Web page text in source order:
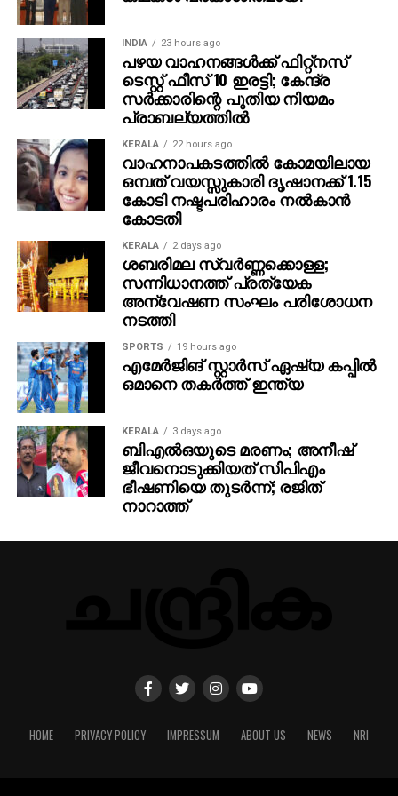
കഥാപാത്രം സ്‌ക്രീനിൽ അവസാനം എത്തിയപ്പോൾ
വേദിയിലും മഹേഷ് ബാബു കാളയുടെ പുറത്തു എൻട്രി
ചെയ്തപ്പോൾ അറുപത്തിനായിരത്തിൽപ്പരം കാഴ്ചക്കാർ
നിറഞ്ഞ ഇവന്റിലെ സദസ്സ് ഹർഷാരവം കൊണ്ട്
വേദിയെ ധന്യമാക്കി. ഐമാക്‌സിലാണ് ചിത്രം
ഒരുങ്ങുന്നത് എന്നതിനാല്‍ തന്നെ തിയേറ്ററുകളില്‍
ഗംഭീരമായ കാഴ്ചാനുഭൂതി
സമ്മാനിക്കുമെന്നുറപ്പാണ്.ബാഹുബലിയും ആർ ആർ
ആറും ഒരുക്കിയ രാജമൗലിയുടെ ബ്രഹ്മാണ്ഡ ചിത്രം
വാരണാസി 2027ൽ തിയേറ്ററുകളിലേക്കെത്തും. പി ആർ
ഓ ആൻഡ് മാർക്കറ്റിംഗ് സ്ട്രാറ്റജിസ്റ്റ് : പ്രതീഷ് ശേഖർ.
INDIA 23 hours ago
പഴയ വാഹനങ്ങള്‍ക്ക് ഫിറ്റ്‌നസ്
ടെസ്റ്റ് ഫീസ് 10 ഇരട്ടി; കേന്ദ്ര
സര്‍ക്കാരിന്റെ പുതിയ നിയമം
പ്രാബല്യത്തില്‍
KERALA 22 hours ago
വാഹനാപകടത്തില്‍ കോമയിലായ
ഒമ്പത് വയസ്സുകാരി ദൃഷാനക്ക് 1.15
കോടി നഷ്ടപരിഹാരം നല്‍കാന്‍
കോടതി
KERALA 2 days ago
ശബരിമല സ്വര്‍ണ്ണക്കൊള്ള;
സന്നിധാനത്ത് പ്രത്യേക
അന്വേഷണ സംഘം പരിശോധന
നടത്തി
SPORTS 19 hours ago
എമേര്‍ജിങ് സ്റ്റാര്‍സ് ഏഷ്യ കപ്പില്‍
ഒമാനെ തകര്‍ത്ത് ഇന്ത്യ
KERALA 3 days ago
ബിഎല്‍ഒയുടെ മരണം; അനീഷ്
ജീവനൊടുക്കിയത് സിപിഎം
ഭീഷണിയെ തുടര്‍ന്ന്; രജിത്
നാറാത്ത്
HOME PRIVACY POLICY IMPRESSUM ABOUT US NEWS NRI